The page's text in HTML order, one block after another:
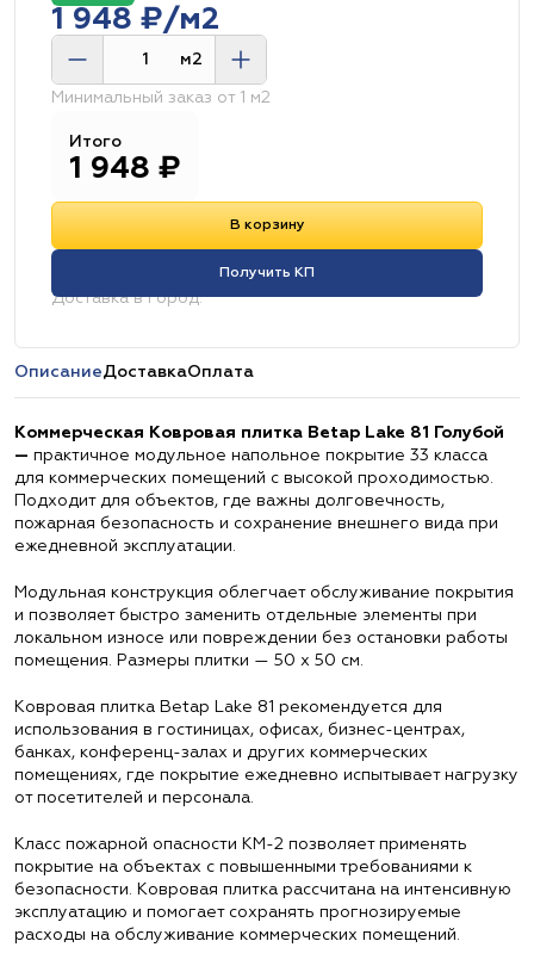
1 948 ₽/м2
м2
Минимальный заказ от 1 м2
Итого
1 948 ₽
В корзину
Получить КП
Доставка в город:
ОписаниеДоставкаОплата
Коммерческая Ковровая плитка Betap Lake 81 Голубой
— практичное модульное напольное покрытие 33 класса
для коммерческих помещений с высокой проходимостью.
Подходит для объектов, где важны долговечность,
пожарная безопасность и сохранение внешнего вида при
ежедневной эксплуатации.
Модульная конструкция облегчает обслуживание покрытия
и позволяет быстро заменить отдельные элементы при
локальном износе или повреждении без остановки работы
помещения. Размеры плитки — 50 х 50 см.
Ковровая плитка Betap Lake 81 рекомендуется для
использования в гостиницах, офисах, бизнес-центрах,
банках, конференц-залах и других коммерческих
помещениях, где покрытие ежедневно испытывает нагрузку
от посетителей и персонала.
Класс пожарной опасности КМ-2 позволяет применять
покрытие на объектах с повышенными требованиями к
безопасности. Ковровая плитка рассчитана на интенсивную
эксплуатацию и помогает сохранять прогнозируемые
расходы на обслуживание коммерческих помещений.